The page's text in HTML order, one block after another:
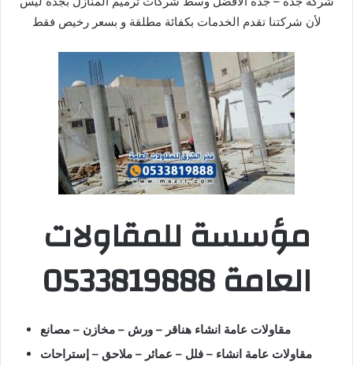
لأن شركتنا تقدم الخدمات بكفائة مطلقة و بسعر رخيص فقط
مؤسسة للمقاولات
العامة 0533819888
مقاولات عامة انشاء هناقر – ورش – مخازن – مصانع
مقاولات عامة انشاء – فلل – عمائر – ملاحق – إستراحات